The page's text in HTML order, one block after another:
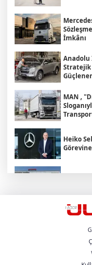
İmkânı
Anadolu
Stratejik
MAN ,
Heiko
UND
Metro
Skyliner